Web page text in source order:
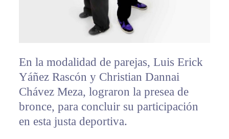
En la modalidad de parejas, Luis Erick
Yáñez Rascón y Christian Dannai
Chávez Meza, lograron la presea de
bronce, para concluir su participación
en esta justa deportiva.